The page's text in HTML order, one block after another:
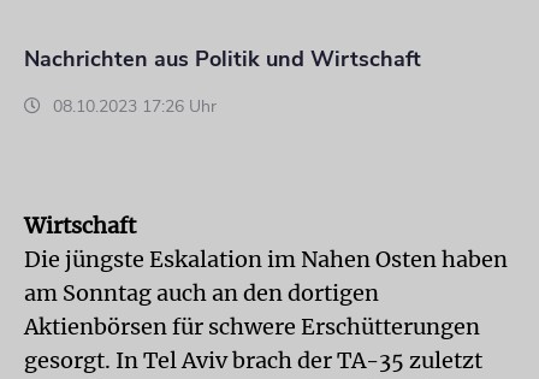
Nachrichten aus Politik und Wirtschaft
08.10.2023 17:26 Uhr
Wirtschaft
Die jüngste Eskalation im Nahen Osten haben
am Sonntag auch an den dortigen
Aktienbörsen für schwere Erschütterungen
gesorgt. In Tel Aviv brach der TA-35 zuletzt